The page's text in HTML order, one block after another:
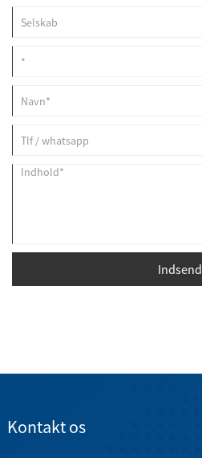
Indsend
Kontakt os